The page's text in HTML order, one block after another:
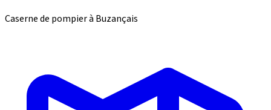
Caserne de pompier à Buzançais